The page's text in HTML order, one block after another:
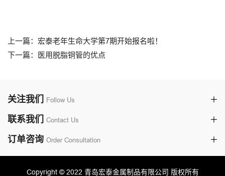
上一篇：宏泰老年生命大学第7期开始报名啦！
下一篇：医用脱脂铜管的优点
关注我们 Follow Us
联系我们 Contact Us
订单咨询 Order Consultation
Copyright © 2022 青岛宏泰金属制品有限公司 版权所有